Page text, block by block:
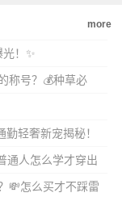
more
！✨
称号？💰种草必
轻奢新宠揭秘！
通人怎么学才穿出
💸怎么买才不踩雷